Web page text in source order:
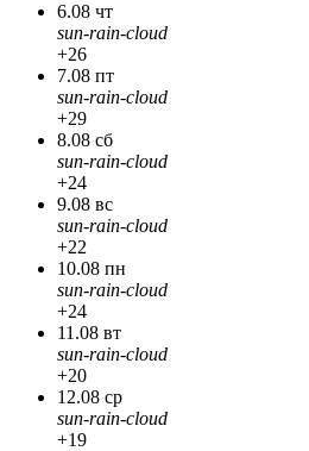
6.08 чт
sun-rain-cloud
+26
7.08 пт
sun-rain-cloud
+29
8.08 сб
sun-rain-cloud
+24
9.08 вс
sun-rain-cloud
+22
10.08 пн
sun-rain-cloud
+24
11.08 вт
sun-rain-cloud
+20
12.08 ср
sun-rain-cloud
+19